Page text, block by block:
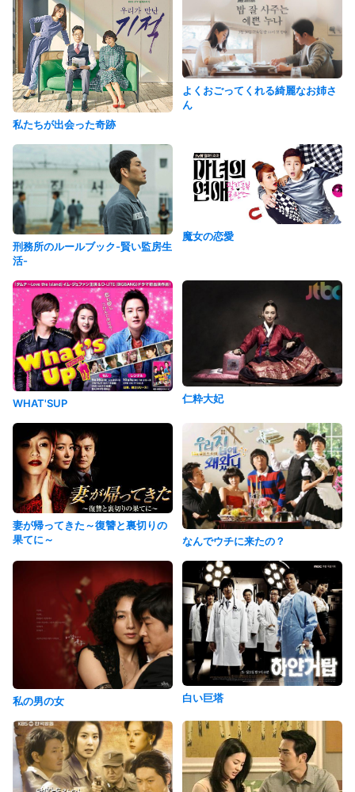
私たちが出会った奇跡
よくおごってくれる綺麗なお姉さ
ん
刑務所のルールブック-賢い監房生
活-
魔女の恋愛
WHAT'SUP 仁粋大妃
妻が帰ってきた～復讐と裏切りの
果てに～
なんでウチに来たの？
私の男の女 白い巨塔